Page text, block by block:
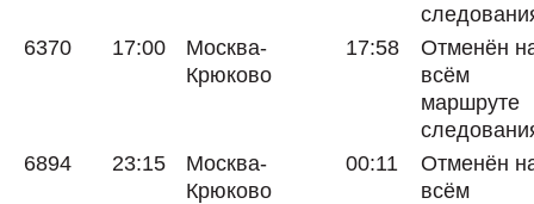
6370
17:00
Москва-
Крюково
17:58
Отменён
всём
маршруте
6894
23:15
Москва-
Крюково
00:11
Отменён
всём